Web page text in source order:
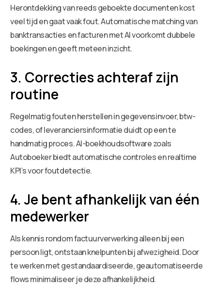
Herontdekking van reeds geboekte documenten kost
veel tijd en gaat vaak fout. Automatische matching van
banktransacties en facturen met AI voorkomt dubbele
boekingen en geeft meteen inzicht.
3. Correcties achteraf zijn
routine
Regelmatig fouten herstellen in gegevensinvoer, btw-
codes, of leveranciersinformatie duidt op een te
handmatig proces. AI-boekhoudsoftware zoals
Autoboeker biedt automatische controles en realtime
KPI’s voor foutdetectie.
4. Je bent afhankelijk van één
medewerker
Als kennis rondom factuurverwerking alleen bij een
persoon ligt, ontstaan knelpunten bij afwezigheid. Door
te werken met gestandaardiseerde, geautomatiseerde
flows minimaliseer je deze afhankelijkheid.